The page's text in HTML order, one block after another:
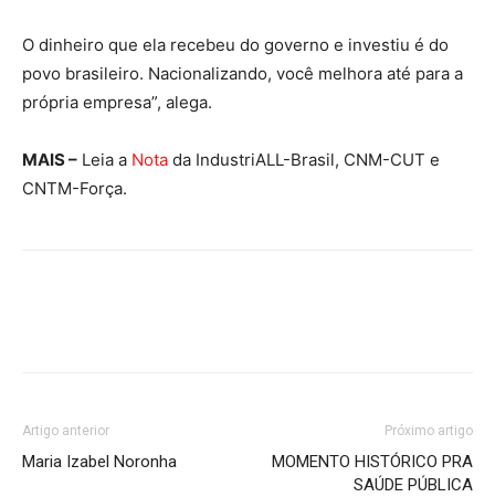
O dinheiro que ela recebeu do governo e investiu é do
povo brasileiro. Nacionalizando, você melhora até para a
própria empresa”, alega.
MAIS – Leia a Nota da IndustriALL-Brasil, CNM-CUT e
CNTM-Força.
Artigo anterior
Maria Izabel Noronha
Próximo artigo
MOMENTO HISTÓRICO PRA
SAÚDE PÚBLICA